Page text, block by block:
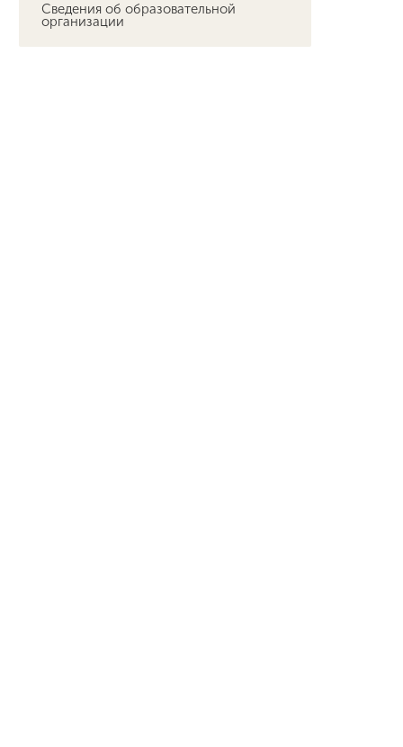
Сведения об образовательной
организации